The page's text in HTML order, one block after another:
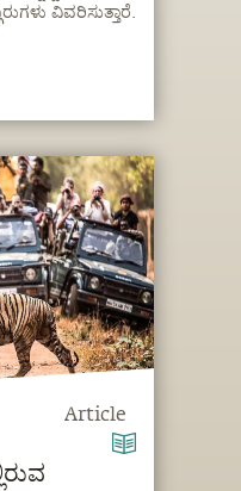
ವಿವರಿಸುತ್ತಾರೆ.
Article